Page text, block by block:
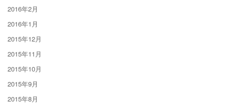
2016年2月
2016年1月
2015年12月
2015年11月
2015年10月
2015年9月
2015年8月